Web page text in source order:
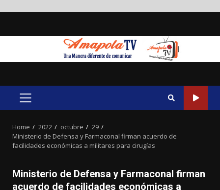
PRIMARY
Home 2022 octubre
29
Ministerio de Defensa y Farmaconal firman acuerdo de
facilidades económicas a militares para cirugías
Ministerio de Defensa y Farmaconal firman
acuerdo de facilidades económicas a